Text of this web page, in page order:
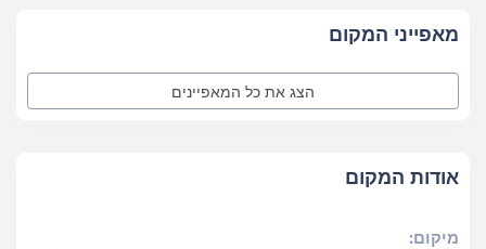
מאפייני המקום
הצג את כל המאפיינים
אודות המקום
מיקום: